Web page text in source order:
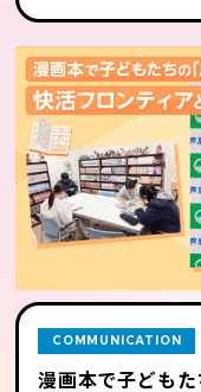
COMMUNICATION
漫画本で子ども